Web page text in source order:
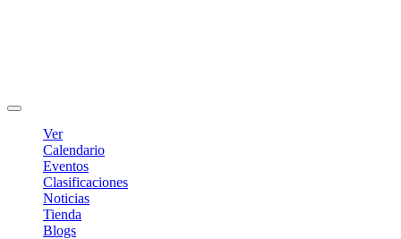
Ver
Calendario
Eventos
Clasificaciones
Noticias
Tienda
Blogs